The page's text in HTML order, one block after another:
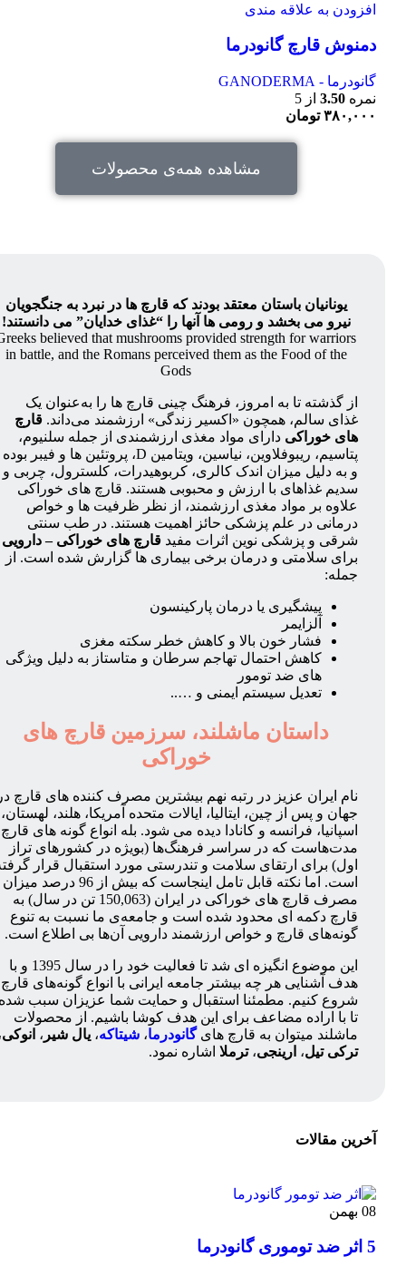
افزودن به علاقه مندی
دمنوش قارچ گانودرما
گانودرما - GANODERMA
نمره 3.50 از 5
۳۸۰,۰۰۰ تومان
مشاهده همه‌ی محصولات
یونانیان باستان معتقد بودند که قارچ ها در نبرد به جنگجویان
نیرو می بخشد و رومی ها آنها را “غذای خدایان” می دانستند!
believed that mushrooms provided strength for warriors
in battle, and the Romans perceived them as the Food of the
Gods
از گذشته تا به امروز، فرهنگ چینی قارچ‌ ها را به‌عنوان یک
غذای سالم، همچون «اکسیر زندگی» ارزشمند می‌داند. قارچ
های خوراکی دارای مواد مغذی ارزشمندی از جمله سلنیوم،
پتاسیم، ریبوفلاوین، نیاسین، ویتامین D، پروتئین ها و فیبر بوده
و به دلیل میزان اندک کالری، کربوهیدرات، کلسترول، چربی و
سدیم غذاهای با ارزش و محبوبی هستند. قارچ های خوراکی
علاوه بر مواد مغذی ارزشمند، از نظر ظرفیت ها و خواص
درمانی در علم پزشکی حائز اهمیت هستند. در طب سنتی
شرقی و پزشکی نوین اثرات مفید قارچ های خوراکی – دارویی
برای سلامتی و درمان برخی بیماری ها گزارش شده است. از
جمله:
پیشگیری یا درمان پارکینسون
آلزایمر
فشار خون بالا و کاهش خطر سکته مغزی
کاهش احتمال تهاجم سرطان و متاستاز به دلیل ویژگی
های ضد تومور
تعدیل سیستم ایمنی و …..
داستان ماشلند، سرزمین قارچ های
خوراکی
نام ایران عزیز در رتبه نهم بیشترین مصرف کننده های قارچ
جهان و پس از چین، ایتالیا، ایالات متحده آمریکا، هلند، لهستان،
اسپانیا، فرانسه و کانادا دیده می شود. بله انواع گونه های قارچ‌
مدت‌هاست که در سراسر فرهنگ‌ها (بویژه در کشورهای تراز
اول) برای ارتقای سلامت و تندرستی مورد استقبال قرار
است. اما نکته قابل تامل اینجاست که بیش از 96 درصد میزان
مصرف قارچ های خوراکی در ایران (150,063 تن در سال) به
قارچ دکمه ای محدود شده است و جامعه‌ی ما نسبت به تنوع
گونه‌های قارچ و خواص ارزشمند دارویی آن‌ها بی اطلاع است.
این موضوع انگیزه ای شد تا فعالیت خود را در سال 1395 و با
هدف آشنایی هر چه بیشتر جامعه ایرانی با انواع گونه‌های قارچ
شروع کنیم. مطمئنا استقبال و حمایت شما عزیزان سبب
تا با اراده مضاعف برای این هدف کوشا باشیم. از محصولات
ماشلند میتوان به قارچ هایگانودرما، شیتاکه، یال شیر ، انوکی
ترکی تیل، ارینجی،ترملا اشاره نمود.
آخرین مقالات
08 بهمن
5 اثر ضد توموری گانودرما